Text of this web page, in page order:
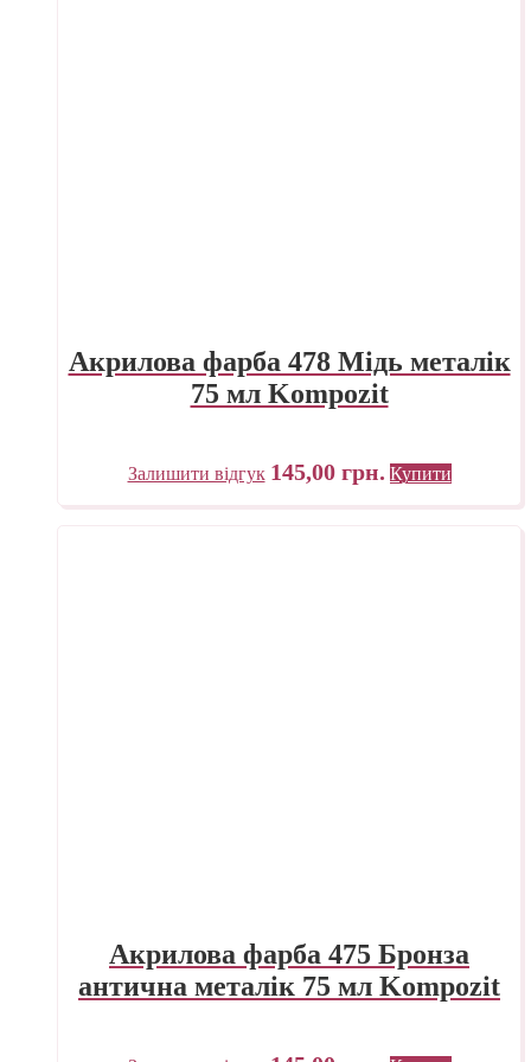
Акрилова фарба 478 Мідь металік
75 мл Kompozit
Залишити відгук 145,00 грн. Купити
Акрилова фарба 475 Бронза
антична металік 75 мл Kompozit